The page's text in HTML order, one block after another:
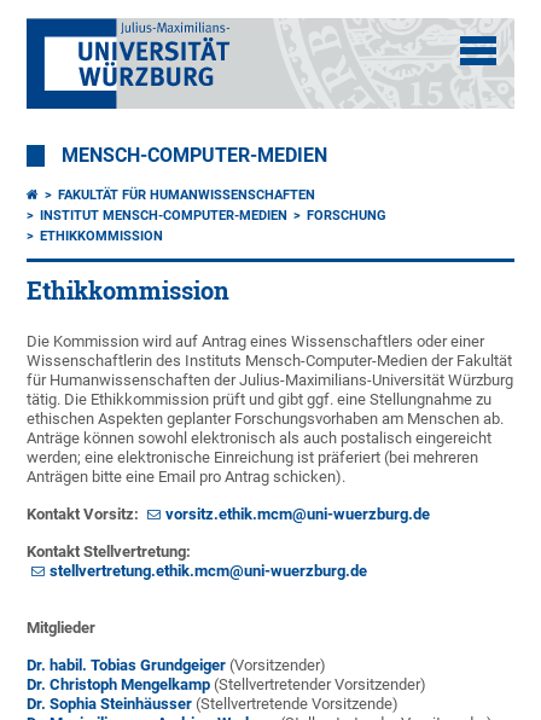
MENSCH-COMPUTER-MEDIEN
FAKULTÄT FÜR HUMANWISSENSCHAFTEN
INSTITUT MENSCH-COMPUTER-MEDIEN
FORSCHUNG
ETHIKKOMMISSION
Ethikkommission
Die Kommission wird auf Antrag eines Wissenschaftlers oder einer
Wissenschaftlerin des Instituts Mensch-Computer-Medien der Fakultät
für Humanwissenschaften der Julius-Maximilians-Universität Würzburg
tätig. Die Ethikkommission prüft und gibt ggf. eine Stellungnahme zu
ethischen Aspekten geplanter Forschungsvorhaben am Menschen ab.
Anträge können sowohl elektronisch als auch postalisch eingereicht
werden; eine elektronische Einreichung ist präferiert (bei mehreren
Anträgen bitte eine Email pro Antrag schicken).
Kontakt Vorsitz: vorsitz.ethik.mcm@uni-wuerzburg.de
Kontakt Stellvertretung:
stellvertretung.ethik.mcm@uni-wuerzburg.de
Mitglieder
Dr. habil. Tobias Grundgeiger (Vorsitzender)
Dr. Christoph Mengelkamp (Stellvertretender Vorsitzender)
Dr. Sophia Steinhäusser (Stellvertretende Vorsitzende)